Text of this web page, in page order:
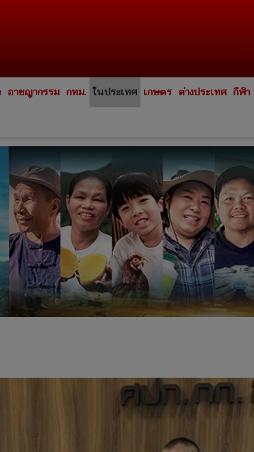
อาชญากรรม กทม. ในประเทศ เกษตร ต่างประเทศ กีฬา